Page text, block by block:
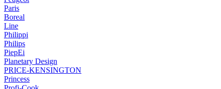
Paris
Boreal
Line
Philippi
Philips
PiepEi
Planetary Design
PRICE-KENSINGTON
Princess